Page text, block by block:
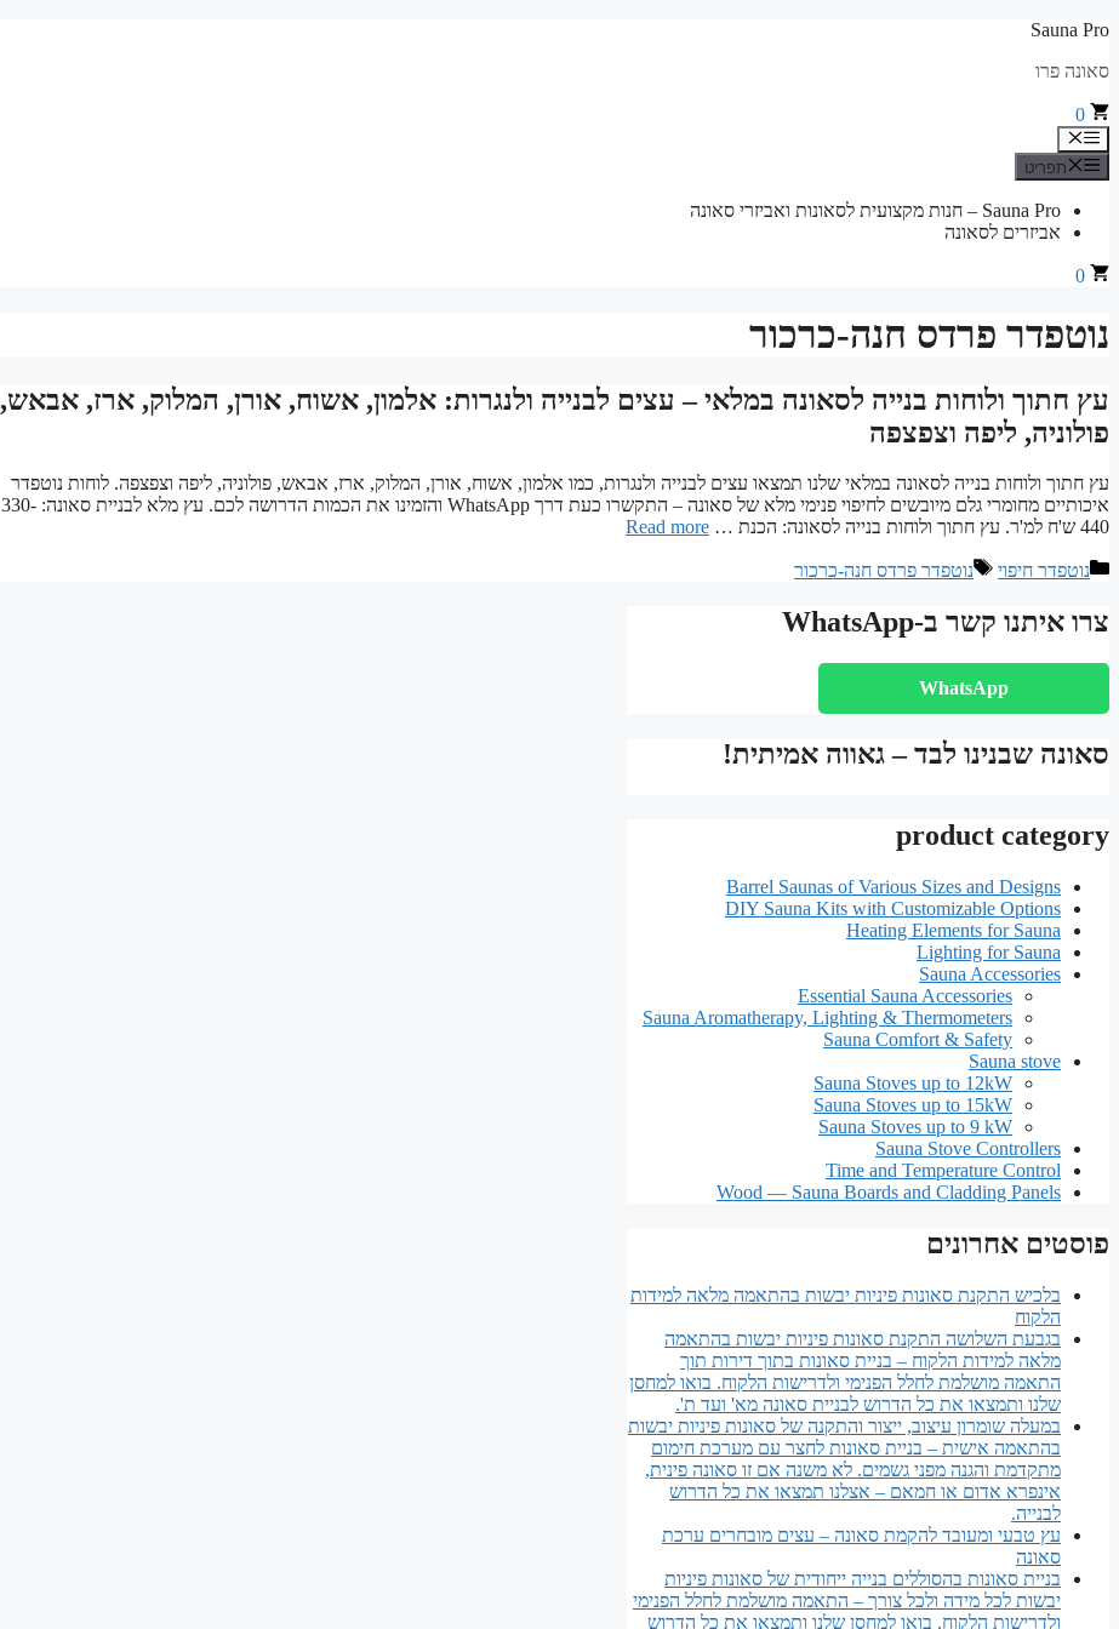
לדלג
Sauna Pro
סאונה פרו
0
תפריט
תפריט
Sauna Pro – חנות מקצועית לסאונות ואביזרי סאונה
אביזרים לסאונה
0
נוטפדר פרדס חנה-כרכור
עץ חתוך ולוחות בנייה לסאונה במלאי – עצים לבנייה ולנגרות: אלמון, אשוח, אורן, המלוק, ארז, אבאש,
פולוניה, ליפה וצפצפה
עץ חתוך ולוחות בנייה לסאונה במלאי שלנו תמצאו עצים לבנייה ולנגרות, כמו אלמון, אשוח, אורן, המלוק, ארז, אבאש, פולוניה, ליפה וצפצפה. לוחות נוטפדר
איכותיים מחומרי גלם מיובשים לחיפוי פנימי מלא של סאונה – התקשרו כעת דרך WhatsApp והזמינו את הכמות הדרושה לכם. עץ מלא לבניית סאונה: 330-
440 ש'ח למ'ר. עץ חתוך ולוחות בנייה לסאונה: הכנת …
Read more
קטגוריות
נוטפדר חיפוי תגיות
נוטפדר פרדס חנה-כרכור
צרו איתנו קשר ב-WhatsApp
WhatsApp
סאונה שבנינו לבד – גאווה אמיתית!
product category
Barrel Saunas of Various Sizes and Designs
DIY Sauna Kits with Customizable Options
Heating Elements for Sauna
Lighting for Sauna
Sauna Accessories
Essential Sauna Accessories
Sauna Aromatherapy, Lighting & Thermometers
Sauna Comfort & Safety
Sauna stove
Sauna Stoves up to 12kW
Sauna Stoves up to 15kW
Sauna Stoves up to 9 kW
Sauna Stove Controllers
Time and Temperature Control
Wood — Sauna Boards and Cladding Panels
פוסטים אחרונים
בלכיש התקנת סאונות פיניות יבשות בהתאמה מלאה למידות
הלקוח
בגבעת השלושה התקנת סאונות פיניות יבשות בהתאמה
מלאה למידות הלקוח – בניית סאונות בתוך דירות תוך
התאמה מושלמת לחלל הפנימי ולדרישות הלקוח. בואו למחסן
שלנו ותמצאו את כל הדרוש לבניית סאונה מא' ועד ת'.
במעלה שומרון עיצוב, ייצור והתקנה של סאונות פיניות יבשות
בהתאמה אישית – בניית סאונות לחצר עם מערכת חימום
מתקדמת והגנה מפני גשמים. לא משנה אם זו סאונה פינית,
אינפרא אדום או חמאם – אצלנו תמצאו את כל הדרוש
לבנייה.
עץ טבעי ומעובד להקמת סאונה – עצים מובחרים ערכת
סאונה
בניית סאונות בהסוללים בנייה ייחודית של סאונות פיניות
יבשות לכל מידה ולכל צורך – התאמה מושלמת לחלל הפנימי
ולדרישות הלקוח. בואו למחסן שלנו ותמצאו את כל הדרוש